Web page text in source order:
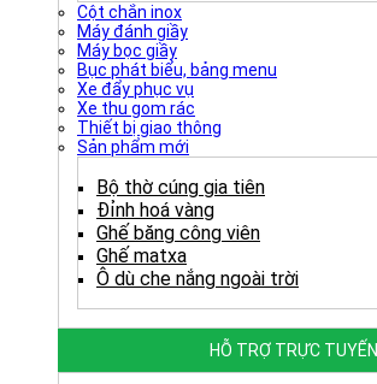
Cột chắn inox
Máy đánh giầy
Máy bọc giầy
Bục phát biểu, bảng menu
Xe đẩy phục vụ
Xe thu gom rác
Thiết bị giao thông
Sản phẩm mới
Bộ thờ cúng gia tiên
Đỉnh hoá vàng
Ghế băng công viên
Ghế matxa
Ô dù che nắng ngoài trời
HỖ TRỢ TRỰC TUYẾN